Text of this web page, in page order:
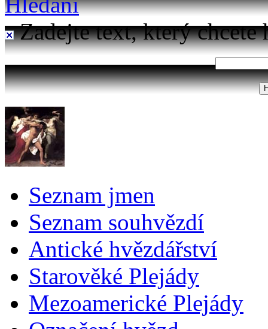
Zadejte text, který chcete
Seznam jmen
Seznam souhvězdí
Antické hvězdářství
Starověké Plejády
Mezoamerické Plejády